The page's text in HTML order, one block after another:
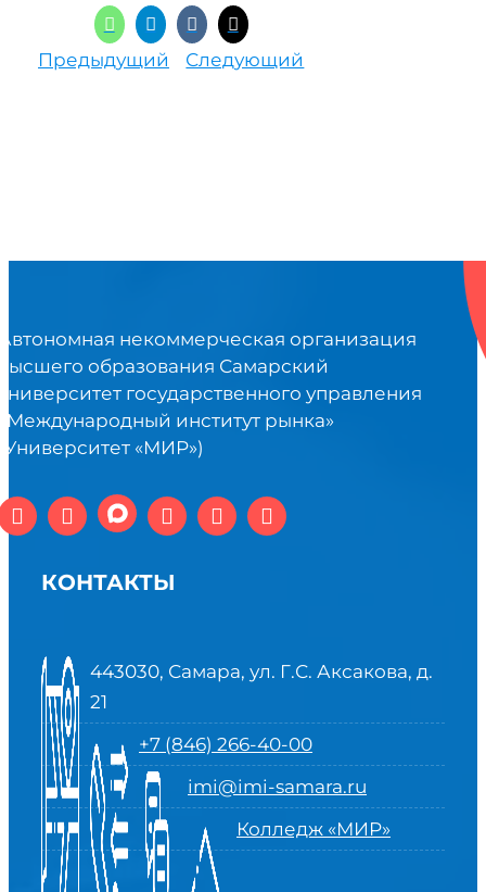
Предыдущий Следующий
некоммерческая организация
образования Самарский
государственного управления
институт рынка»
«МИР»)
КОНТАКТЫ
443030, Самара, ул. Г.С. Аксакова, д.
21
+7 (846) 266-40-00
imi@imi-samara.ru
Колледж «МИР»